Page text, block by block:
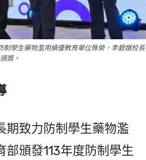
制學生藥物濫用績優教育單位殊榮，李碧娥校長
獎。
致力防制學生藥物濫
頒發113年度防制學生